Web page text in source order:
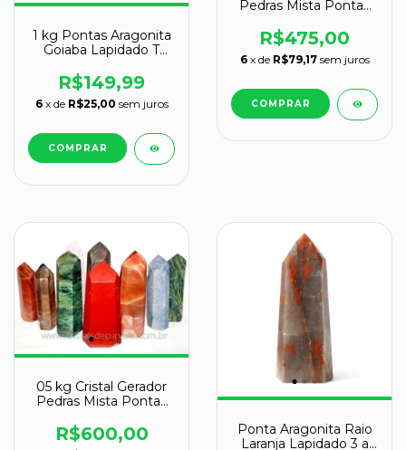
1 kg Pontas Aragonita
Goiaba Lapidado T
ATACADO
R$149,99
6 x de R$25,00 sem juros
Pedras Mista Pontas
Natural Atacado
R$475,00
6 x de R$79,17 sem juros
05 kg Cristal Gerador
Pedras Mista Pontas
Natural ATACADO
R$600,00
Ponta Aragonita Raio
Laranja Lapidado 3 a